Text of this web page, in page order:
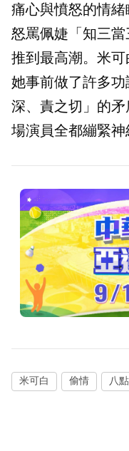
痛心與憤怒的情
怒罵佩婕「知三
推到最高潮。米可
她事前做了許多
深、責之切」的
場演員全都繃緊神
米可白 偷情 八